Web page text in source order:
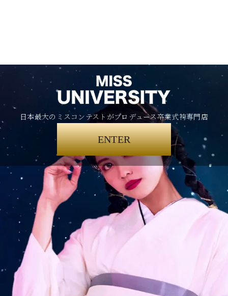
日本最大のミスコンテストがプロデュース卒業式袴専門店
ENTER